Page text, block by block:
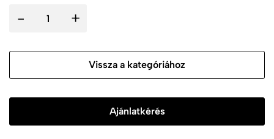
- +
Vissza a kategóriához
Ajánlatkérés